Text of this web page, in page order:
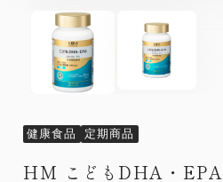
健康食品 定期商品
HM こどもDHA・EPA